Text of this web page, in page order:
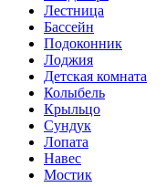
Лестница
Бассейн
Подоконник
Лоджия
Детская комната
Колыбель
Крыльцо
Сундук
Лопата
Навес
Мостик